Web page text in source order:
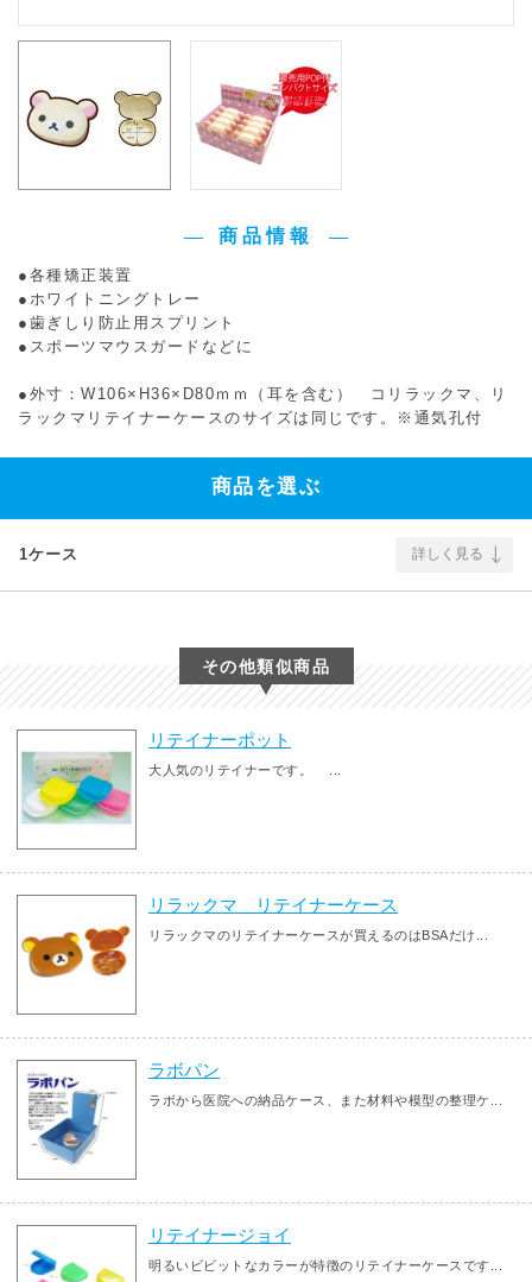
商品情報
●各種矯正装置
●ホワイトニングトレー
●歯ぎしり防止用スプリント
●スポーツマウスガードなどに
●外寸：W106×H36×D80ｍｍ（耳を含む） コリラックマ、リ
ラックマリテイナーケースのサイズは同じです。※通気孔付
商品を選ぶ
1ケース 詳しく見る
その他類似商品
リテイナーポット
大人気のリテイナーです。 ...
リラックマ リテイナーケース
リラックマのリテイナーケースが買えるのはBSAだけ...
ラボパン
ラボから医院への納品ケース、また材料や模型の整理ケ...
リテイナージョイ
明るいビビットなカラーが特徴のリテイナーケースです...